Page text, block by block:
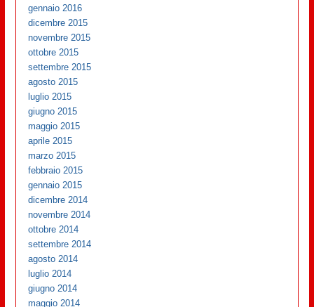
gennaio 2016
dicembre 2015
novembre 2015
ottobre 2015
settembre 2015
agosto 2015
luglio 2015
giugno 2015
maggio 2015
aprile 2015
marzo 2015
febbraio 2015
gennaio 2015
dicembre 2014
novembre 2014
ottobre 2014
settembre 2014
agosto 2014
luglio 2014
giugno 2014
maggio 2014